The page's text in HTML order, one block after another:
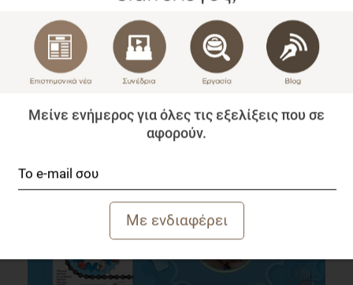
Εργασία στη Μεγάλη Βρετανία; Τι πρέπει να
γνωρίζεις;
2 λεπτά να διαβαστεί
Μείνε ενήμερος για όλες τις εξελίξεις που σε
αφορούν.